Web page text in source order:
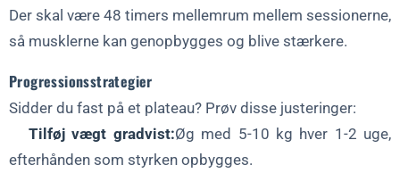
Der skal være 48 timers mellemrum mellem sessionerne,
så musklerne kan genopbygges og blive stærkere.
Progressionsstrategier
Sidder du fast på et plateau? Prøv disse justeringer:
Tilføj vægt gradvist:Øg med 5-10 kg hver 1-2 uge,
efterhånden som styrken opbygges.